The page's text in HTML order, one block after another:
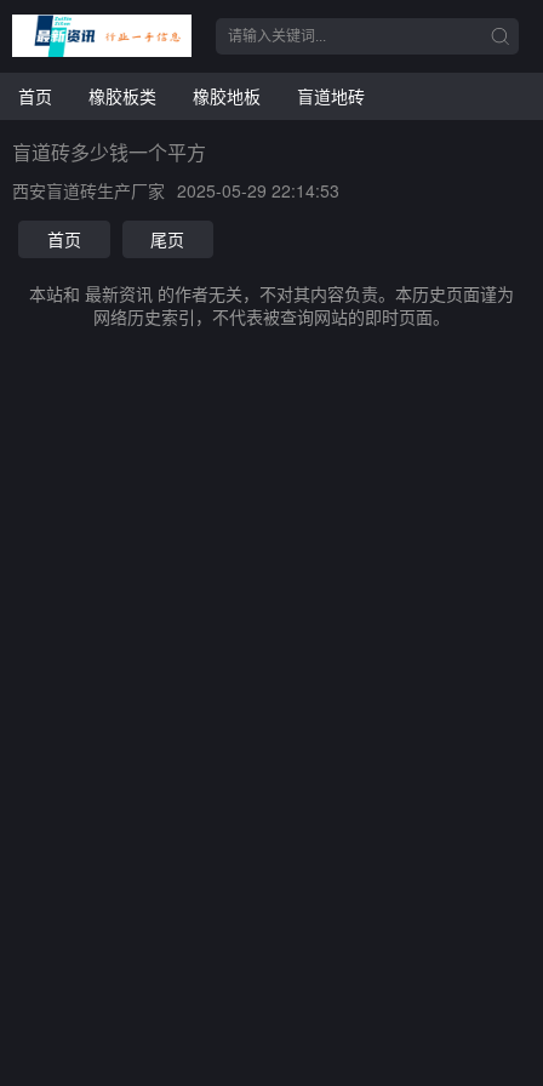
首页 橡胶板类 橡胶地板 盲道地砖
盲道砖多少钱一个平方
西安盲道砖生产厂家 2025-05-29 22:14:53
首页
尾页
本站和 最新资讯 的作者无关，不对其内容负责。本历史页面谨为
网络历史索引，不代表被查询网站的即时页面。